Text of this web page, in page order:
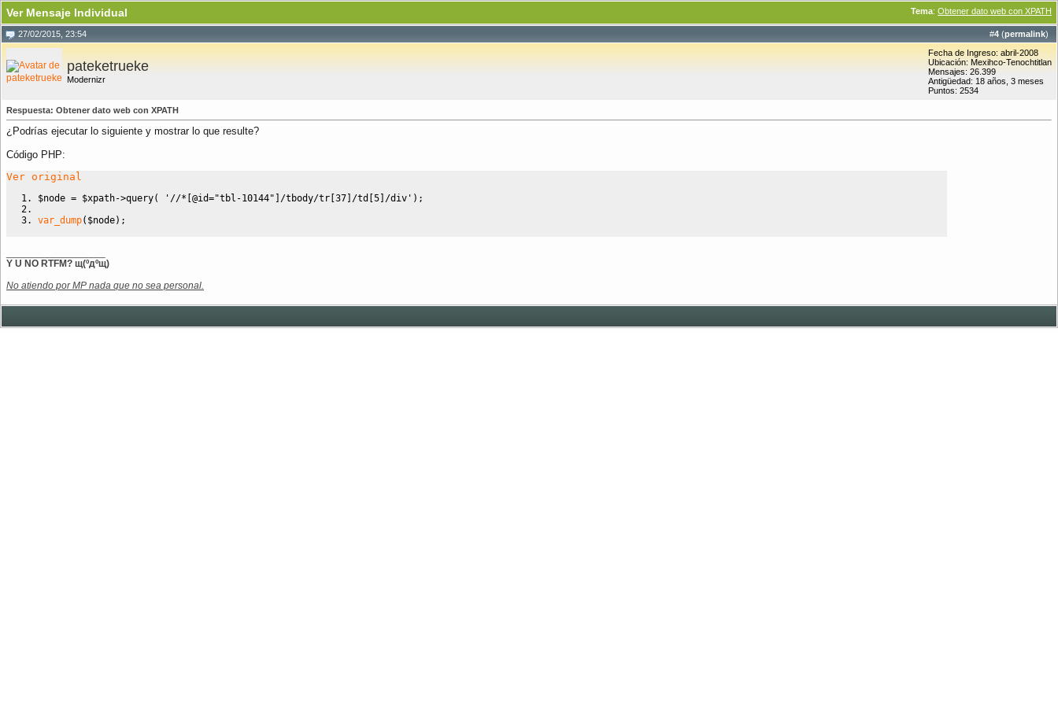
Tema: Obtener dato web con XPATH
Ver Mensaje Individual
#4 (permalink)
27/02/2015, 23:54
pateketrueke
Modernizr
Fecha de Ingreso: abril-2008
Ubicación: Mexihco-Tenochtitlan
Mensajes: 26.399
Antigüedad: 18 años, 3 meses
Puntos: 2534
Respuesta: Obtener dato web con XPATH
¿Podrías ejecutar lo siguiente y mostrar lo que resulte?
Código PHP:
Ver original
$node = $xpath->query( '//*[@id="tbl-10144"]/tbody/tr[37]/td[5]/div' ) ;
var_dump( $node) ;
Y U NO RTFM? щ(ºдºщ)
No atiendo por MP nada que no sea personal.